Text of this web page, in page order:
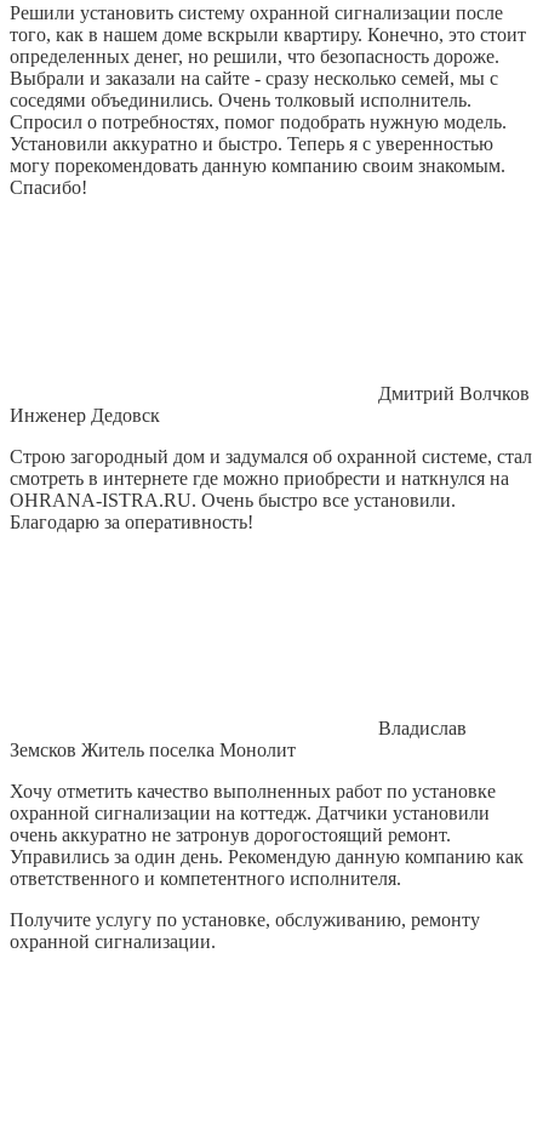
Решили установить систему охранной сигнализации после
того, как в нашем доме вскрыли квартиру. Конечно, это стоит
определенных денег, но решили, что безопасность дороже.
Выбрали и заказали на сайте - сразу несколько семей, мы с
соседями объединились. Очень толковый исполнитель.
Спросил о потребностях, помог подобрать нужную модель.
Установили аккуратно и быстро. Теперь я с уверенностью
могу порекомендовать данную компанию своим знакомым.
Спасибо!
Дмитрий Волчков
Инженер Дедовск
Строю загородный дом и задумался об охранной системе, стал
смотреть в интернете где можно приобрести и наткнулся на
OHRANA-ISTRA.RU. Очень быстро все установили.
Благодарю за оперативность!
Владислав
Земсков Житель поселка Монолит
Хочу отметить качество выполненных работ по установке
охранной сигнализации на коттедж. Датчики установили
очень аккуратно не затронув дорогостоящий ремонт.
Управились за один день. Рекомендую данную компанию как
ответственного и компетентного исполнителя.
Получите услугу по установке, обслуживанию, ремонту
охранной сигнализации.